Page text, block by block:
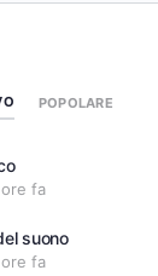
POPOLARE
fa
suono
fa